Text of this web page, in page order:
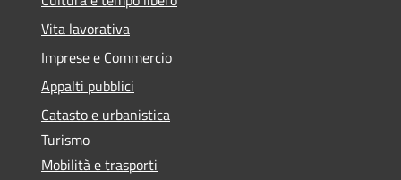
Vita lavorativa
Imprese e Commercio
Appalti pubblici
Catasto e urbanistica
Turismo
Mobilità e trasporti